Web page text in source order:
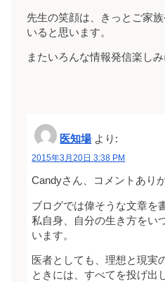
先生の笑顔は、きっとご家
いると思います。
またいろんな情報発信楽しみ
医知場 より:
2015年3月20日 3:38 PM
Candyさん、コメントあり
ブログでは偉そうな文章を
私自身、自分の生き方をい
います。
医者としても、理想と現実
ときには、すべてを投げ出